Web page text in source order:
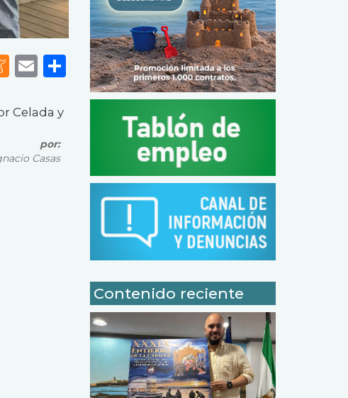
Meneame
Email
Share
Celada y
por
Casas
Contenido reciente